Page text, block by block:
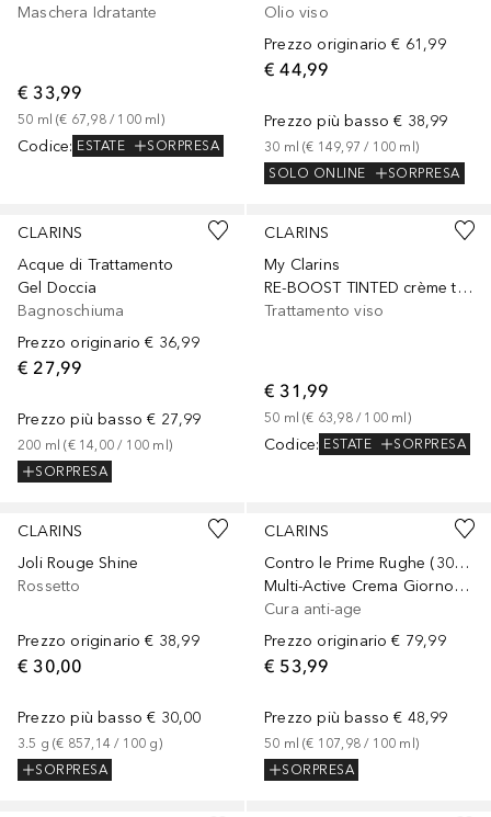
Maschera Idratante
€ 33,99
50 ml (€ 67,98 / 100 ml)
Codice: ESTATE SORPRESA
Olio viso
Prezzo originario € 61,99
€ 44,99
Prezzo più basso € 38,99
30 ml (€ 149,97 / 100 ml)
SOLO ONLINE
SORPRESA
CLARINS
Acque di Trattamento
Gel Doccia
Bagnoschiuma
Prezzo originario € 36,99
€ 27,99
Prezzo più basso € 27,99
200 ml (€ 14,00 / 100 ml)
SORPRESA
CLARINS
My Clarins
RE-BOOST TINTED crème teintée hydra-énergiesante
Trattamento viso
€ 31,99
50 ml (€ 63,98 / 100 ml)
Codice: ESTATE SORPRESA
CLARINS
Joli Rouge Shine
Rossetto
Prezzo originario € 38,99
€ 30,00
Prezzo più basso € 30,00
3.5 g (€ 857,14 / 100 g)
SORPRESA
+4
CLARINS
Contro le Prime Rughe (30 anni)
Multi-Active Crema Giorno SPF15
Cura anti-age
Prezzo originario € 79,99
€ 53,99
Prezzo più basso € 48,99
50 ml (€ 107,98 / 100 ml)
SORPRESA